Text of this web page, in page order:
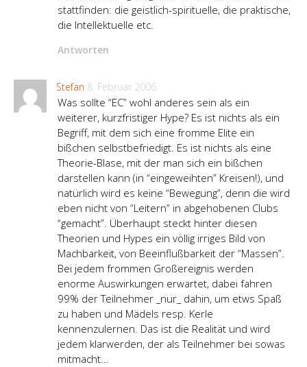
stattfinden: die geistlich-spirituelle, die praktische,
die Intellektuelle etc.
Antworten
Stefan 8. Februar 2006
Was sollte “EC” wohl anderes sein als ein
weiterer, kurzfristiger Hype? Es ist nichts als ein
Begriff, mit dem sich eine fromme Elite ein
bißchen selbstbefriedigt. Es ist nichts als eine
Theorie-Blase, mit der man sich ein bißchen
darstellen kann (in “eingeweihten” Kreisen!), und
natürlich wird es keine “Bewegung”, denn die wird
eben nicht von “Leitern” in abgehobenen Clubs
“gemacht”. Überhaupt steckt hinter diesen
Theorien und Hypes ein völlig irriges Bild von
Machbarkeit, von Beeinflußbarkeit der “Massen”.
Bei jedem frommen Großereignis werden
enorme Auswirkungen erwartet, dabei fahren
99% der Teilnehmer _nur_ dahin, um etws Spaß
zu haben und Mädels resp. Kerle
kennenzulernen. Das ist die Realität und wird
jedem klarwerden, der als Teilnehmer bei sowas
mitmacht…